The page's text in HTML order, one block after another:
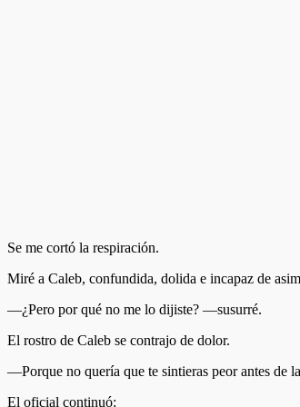
Se me cortó la respiración.
Miré a Caleb, confundida, dolida e incapaz de
—¿Pero por qué no me lo dijiste? —susurré.
El rostro de Caleb se contrajo de dolor.
—Porque no quería que te sintieras peor antes de
El oficial continuó: